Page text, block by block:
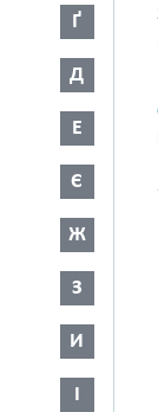
Ґ
Д
Е
Є
Ж
З
И
І